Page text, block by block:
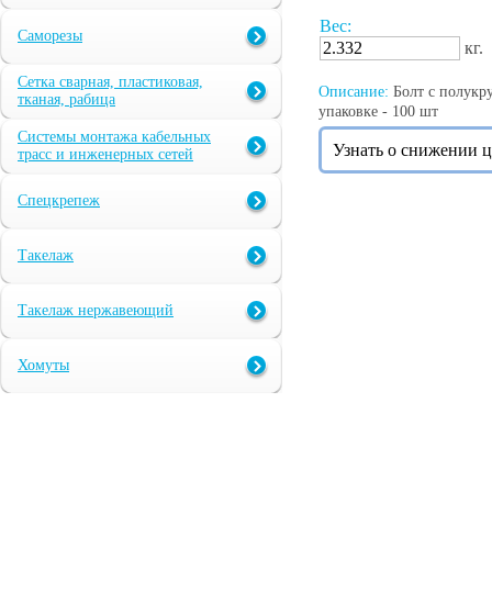
Саморезы
Сетка сварная, пластиковая,
тканая, рабица
Системы монтажа кабельных
трасс и инженерных сетей
Спецкрепеж
Такелаж
Такелаж нержавеющий
Хомуты
Вес:
кг.
Описание: Болт с
упаковке - 100 шт
Узнать о снижении